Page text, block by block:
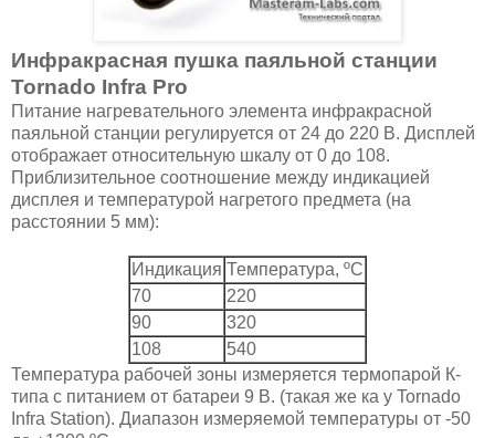
Инфракрасная пушка паяльной станции
Tornado Infra Pro
Питание нагревательного элемента инфракрасной
паяльной станции регулируется от 24 до 220 В. Дисплей
отображает относительную шкалу от 0 до 108.
Приблизительное соотношение между индикацией
дисплея и температурой нагретого предмета (на
расстоянии 5 мм):
Индикация Температура, ºC
70
220
90
320
108
540
Температура рабочей зоны измеряется термопарой К-
типа с питанием от батареи 9 В. (такая же ка у Tornado
Infra Station). Диапазон измеряемой температуры от -50